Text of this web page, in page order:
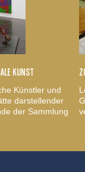
KUNST
Künstler und
darstellender
der Sammlung